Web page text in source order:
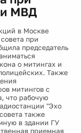
МВД
в Москве
при
председатель
о митингах и
Также
митингов с
что рабочую
"Эхо
также
в здании ГУ
приемная